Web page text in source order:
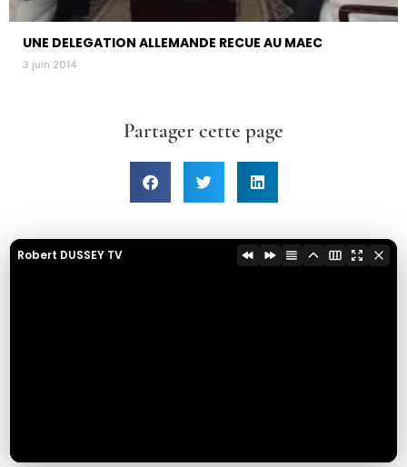
UNE DELEGATION ALLEMANDE RECUE AU MAEC
3 juin 2014
Partager cette page
Robert DUSSEY TV